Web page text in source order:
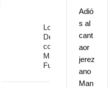
Los
Delinqüentes
conquistan
Marenostrum
Fuengirola
Adió
s al
cant
aor
jerez
ano
Man